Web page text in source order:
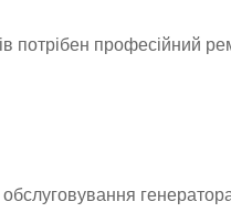
потрібен професійний